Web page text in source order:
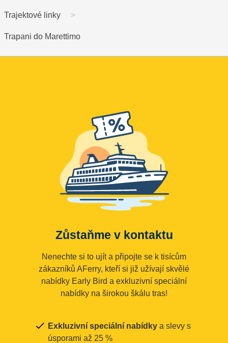
Trajektové linky
Trapani do Marettimo
Zůstaňme v kontaktu
Nenechte si to ujít a připojte se k tisícům
zákazníků AFerry, kteří si již užívají skvělé
nabídky Early Bird a exkluzivní speciální
nabídky na širokou škálu tras!
Exkluzivní speciální nabídky a slevy s
úsporami až 25 %